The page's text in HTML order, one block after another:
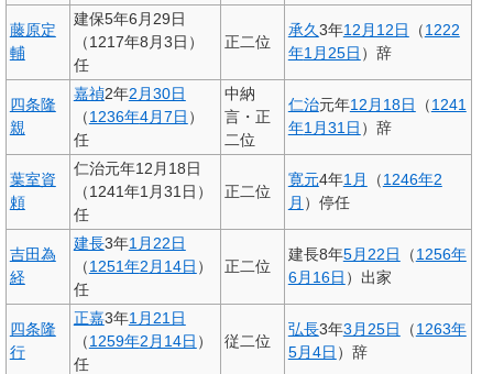
藤原定
輔
建保5年6月29日
（1217年8月3日）
任
正二位
承久3年12月12日 （1222
年1月25日 ）辞
四条隆
親
嘉禎2年2月30日
（1236年4月7日 ）
任
中納
言・正
二位
仁治元年12月18日 （1241
年1月31日 ）辞
葉室資
頼
仁治元年12月18日
（1241年1月31日）
任
正二位
寛元4年1月 （1246年2
月 ）停任
吉田為
経
建長3年1月22日
（1251年2月14日 ）
任
正二位
建長8年5月22日 （1256年
6月16日 ）出家
四条隆
行
正嘉3年1月21日
（1259年2月14日 ）
任
従二位
弘長3年3月25日 （1263年
5月4日 ）辞